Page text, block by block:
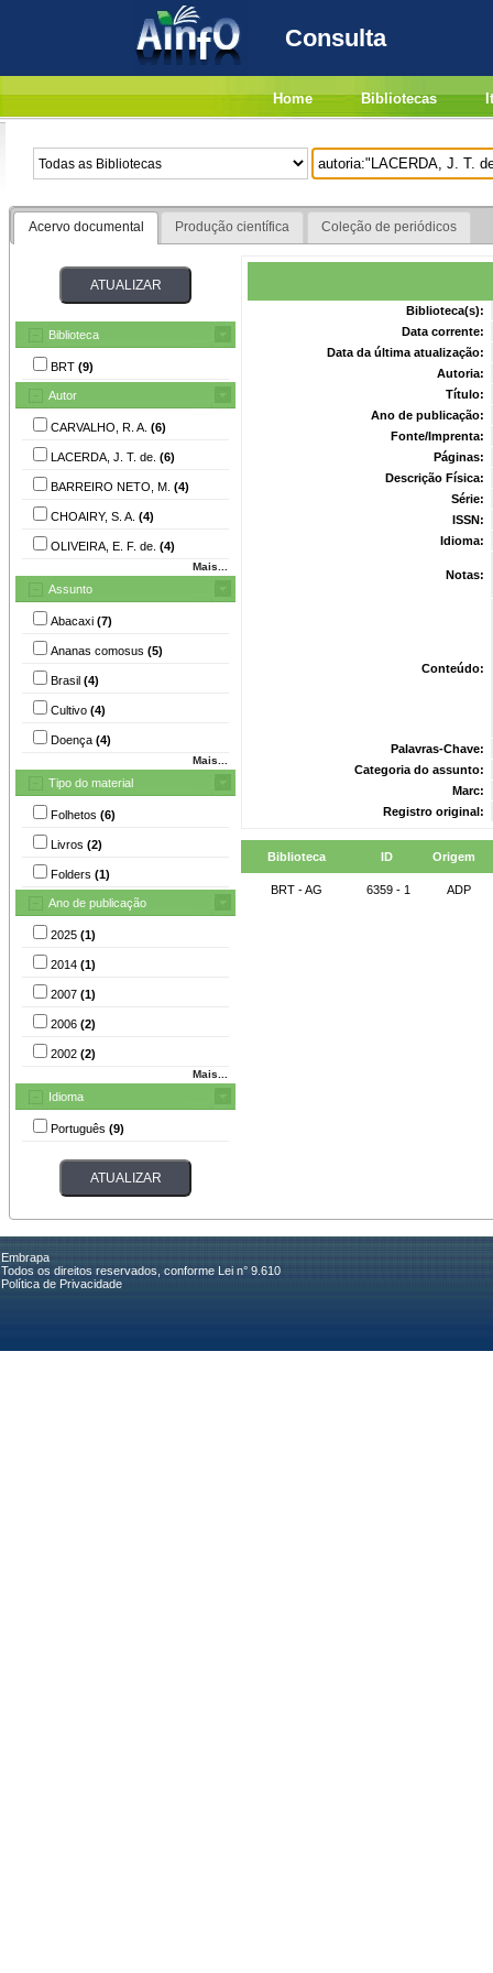
Consulta
Home Bibliotecas
Acervo documental Produção científica Coleção de periódicos
Biblioteca
BRT (9)
Autor
CARVALHO, R. A. (6)
LACERDA, J. T. de. (6)
BARREIRO NETO, M. (4)
CHOAIRY, S. A. (4)
OLIVEIRA, E. F. de. (4)
Mais...
Assunto
Abacaxi (7)
Ananas comosus (5)
Brasil (4)
Cultivo (4)
Doença (4)
Mais...
Tipo do material
Folhetos (6)
Livros (2)
Folders (1)
Ano de publicação
2025 (1)
2014 (1)
2007 (1)
2006 (2)
2002 (2)
Mais...
Idioma
Português (9)
Biblioteca(s):
Data corrente:
Data da última atualização:
Autoria:
Título:
Ano de publicação:
Fonte/Imprenta:
Páginas:
Descrição Física:
Série:
ISSN:
Idioma:
Notas:
Conteúdo:
Palavras-Chave:
Categoria do assunto:
Marc:
Registro original:
Biblioteca ID Origem
BRT - AG 6359 - 1 ADP
Embrapa
Todos os direitos reservados, conforme Lei n° 9.610
Política de Privacidade